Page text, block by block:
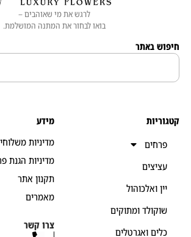
לרגש את מי שאוהבים –
בואו לבחור את המתנה המושלמת.
באתר
ואלכוהול
ומתוקים
ואגרטלים
מדיניות משלוחים
מדיניות הגנת פרטיות
תקנון אתר
צרו קשר